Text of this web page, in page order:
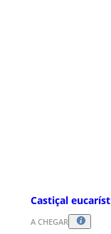
Castiçal
A CHEGAR